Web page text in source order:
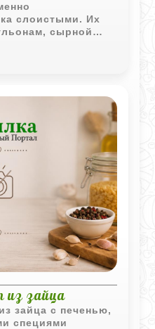
слоистыми. Их
сырной
домашнюю
зайца
зайца с печенью,
специями